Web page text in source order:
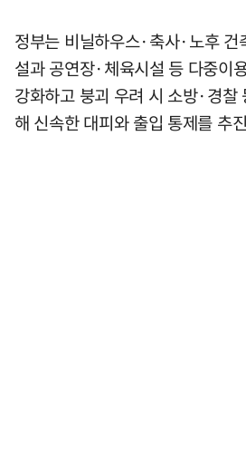
정부는 비닐하우스·축사·노후 건
설과 공연장·체육시설 등 다중이
강화하고 붕괴 우려 시 소방·경찰
해 신속한 대피와 출입 통제를 추